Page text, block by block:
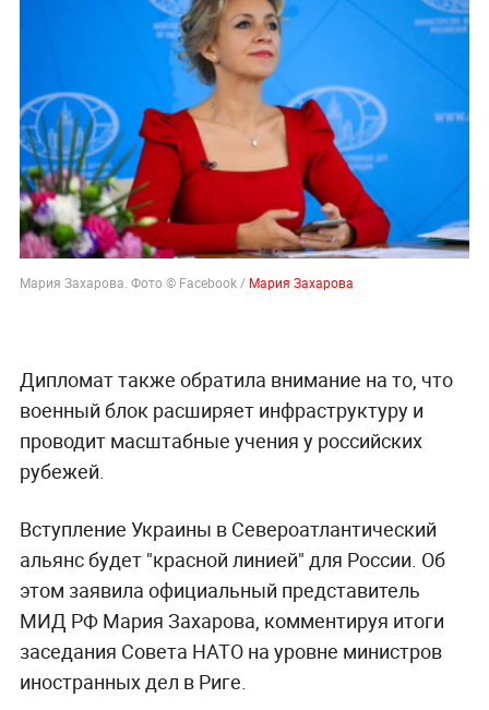
Мария Захарова. Фото © Facebook / Мария Захарова
Дипломат также обратила внимание на то, что
военный блок расширяет инфраструктуру и
проводит масштабные учения у российских
рубежей.
Вступление Украины в Североатлантический
альянс будет "красной линией" для России. Об
этом заявила официальный представитель
МИД РФ Мария Захарова, комментируя итоги
заседания Совета НАТО на уровне министров
иностранных дел в Риге.